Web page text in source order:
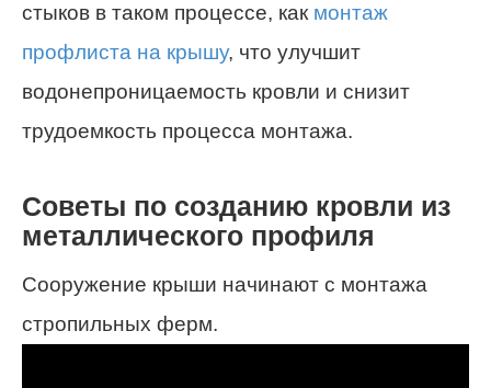
стыков в таком процессе, как монтаж
профлиста на крышу, что улучшит
водонепроницаемость кровли и снизит
трудоемкость процесса монтажа.
Советы по созданию кровли из
металлического профиля
Сооружение крыши начинают с монтажа
стропильных ферм.